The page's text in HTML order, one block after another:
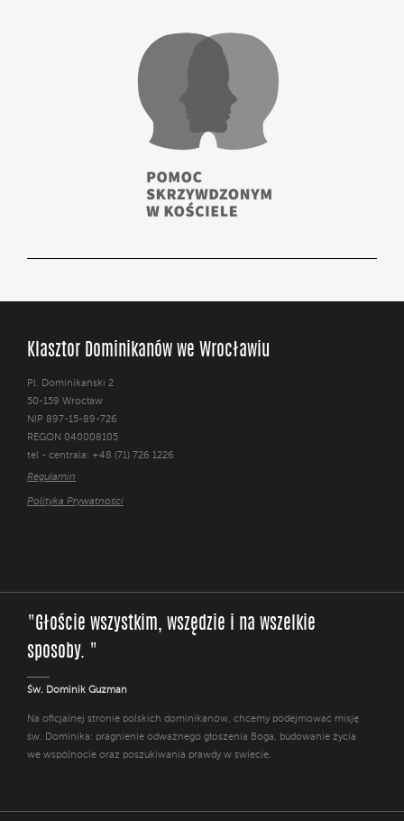
Klasztor Dominikanów we Wrocławiu
Pl. Dominikański 2
50-159 Wrocław
NIP 897-15-89-726
REGON 040008105
tel - centrala: +48 (71) 726 1226
Regulamin
Polityka Prywatności
"Głoście wszystkim, wszędzie i na wszelkie
sposoby. "
Św. Dominik Guzman
Na oficjalnej stronie polskich dominikanów, chcemy podejmować misję
św. Dominika: pragnienie odważnego głoszenia Boga, budowanie życia
we wspólnocie oraz poszukiwania prawdy w świecie.